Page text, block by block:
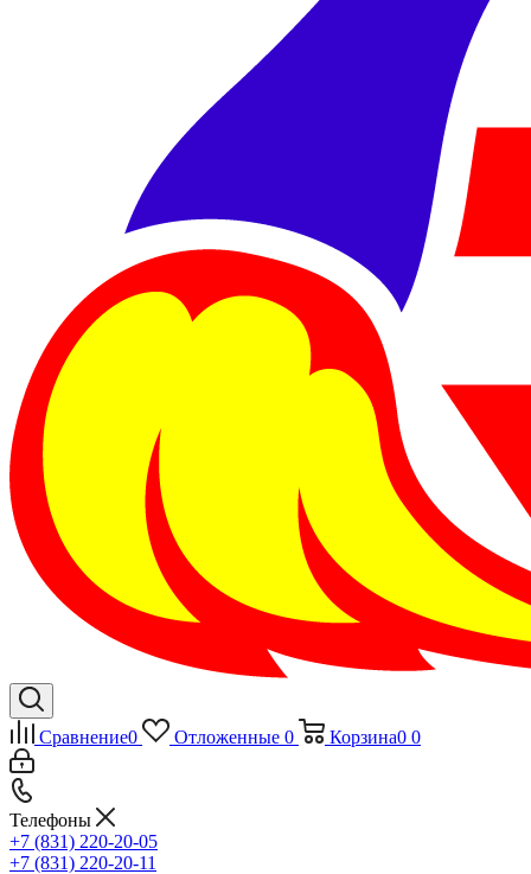
Сравнение0 Отложенные 0 Корзина0 0
Телефоны
+7 (831) 220-20-05
+7 (831) 220-20-11